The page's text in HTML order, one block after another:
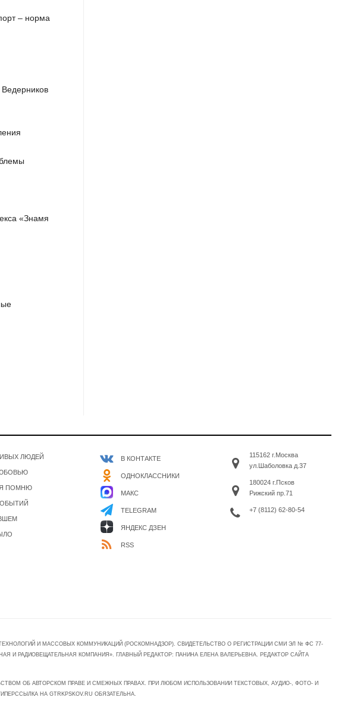
– норма
«Знамя
ЛЮДЕЙ
ПОМНЮ
В КОНТАКТЕ
ОДНОКЛАССНИКИ
МАКС
TELEGRAM
ЯНДЕКС ДЗЕН
RSS
115162 г.Москва
ул.Шаболовка д.37
180024 г.Псков
Рижский пр.71
+7 (8112) 62-80-54
И МАССОВЫХ КОММУНИКАЦИЙ (РОСКОМНАДЗОР). СВИДЕТЕЛЬСТВО О РЕГИСТРАЦИИ СМИ ЭЛ № ФС 77-
И РАДИОВЕЩАТЕЛЬНАЯ КОМПАНИЯ». ГЛАВНЫЙ РЕДАКТОР: ПАНИНА ЕЛЕНА ВАЛЕРЬЕВНА. РЕДАКТОР САЙТА
ОБ АВТОРСКОМ ПРАВЕ И СМЕЖНЫХ ПРАВАХ. ПРИ ЛЮБОМ ИСПОЛЬЗОВАНИИ ТЕКСТОВЫХ, АУДИО-, ФОТО- И
НА GTRKPSKOV.RU ОБЯЗАТЕЛЬНА.